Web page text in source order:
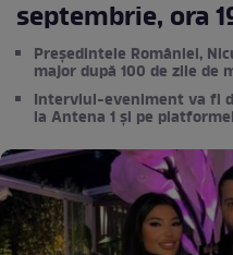
Președintele României,
major după 100 de zile de
Interviul-eveniment va fi
la Antena 1 și pe